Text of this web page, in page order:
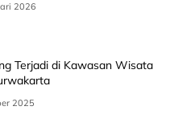
2026
Terjadi di Kawasan Wisata
2025